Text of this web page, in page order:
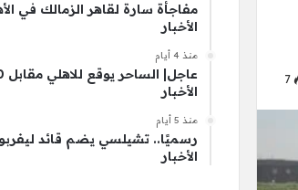
7
مفاجأة سارة لقاهر الزمالك في
الأخبار
منذ 4 أيام
الأخبار
منذ 5 أيام
رسميًا.. تشيلسي يضم قائد
الأخبار